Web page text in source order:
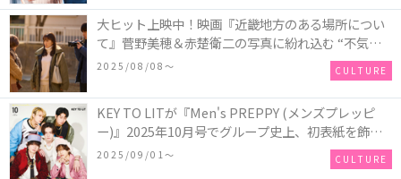
大ヒット上映中！映画『近畿地方のある場所につい
て』菅野美穂＆赤楚衛二の写真に紛れ込む “不気味
なお札”の正体とは！？
2025/08/08〜 CULTURE
KEY TO LITが『Men's PREPPY (メンズプレッピ
ー)』2025年10月号でグループ史上、初表紙を飾
る！高橋恭平(なにわ男子)はネクタイ＆ジャケッ
ト、リムレスメガネを身に着けたCoolな姿で登場
2025/09/01〜 CULTURE